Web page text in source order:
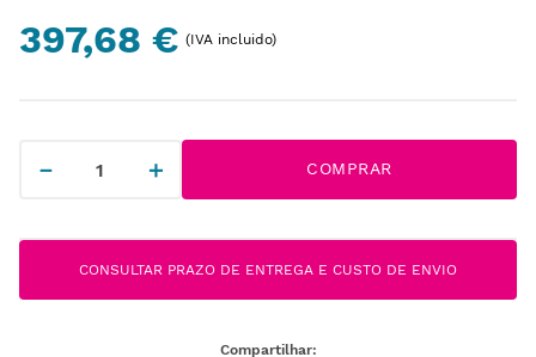
397,68 € (IVA incluido)
＋
－ COMPRAR
CONSULTAR PRAZO DE ENTREGA E CUSTO DE ENVIO